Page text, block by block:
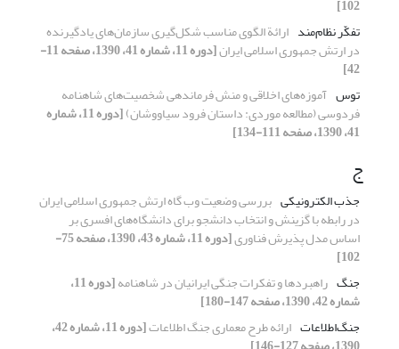
102]
تفکّر نظام‌مند ارائة الگوی مناسب شکل‌گیری سازمان‌های یاد‌گیرنده
در ارتش جمهوری اسلامی ایران [دوره 11، شماره 41، 1390، صفحه 11-
42]
توس آموزه‌های اخلاقی و منش فرماندهی شخصیت‌های شاهنامه
فردوسی (مطالعه موردی: داستان فرود سیاووشان) [دوره 11، شماره
41، 1390، صفحه 111-134]
ج
جذب الکترونیکی بررسی وضعیت وب گاه ارتش جمهوری اسلامی ایران
در رابطه با گزینش و انتخاب دانشجو برای دانشگاه‌های افسری بر
اساس مدل پذیرش فناوری [دوره 11، شماره 43، 1390، صفحه 75-
102]
جنگ راهبردها و تفکرات جنگی ایرانیان در شاهنامه [دوره 11،
شماره 42، 1390، صفحه 147-180]
جنگ‌اطلاعات ارائه طرح معماری جنگ اطلاعات [دوره 11، شماره 42،